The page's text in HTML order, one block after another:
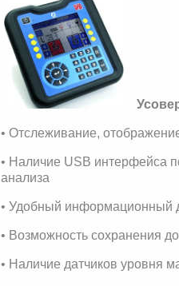
• Отслеживание,
• Наличие USB интерфейса
анализа
• Удобный информационный
• Возможность сохранения
• Наличие датчиков уровня